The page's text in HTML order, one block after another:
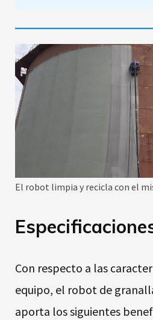
El robot limpia y recicla con el
Con respecto a las
equipo, el robot de
aporta los siguientes